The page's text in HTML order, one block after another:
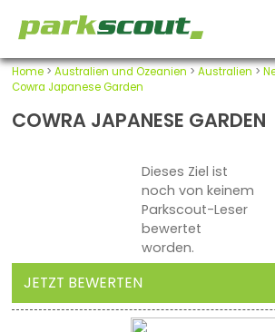
Home> Australien und Ozeanien > Australien >
Cowra Japanese Garden
COWRA JAPANESE GARDEN
Dieses Ziel ist
noch von keinem
Parkscout-Leser
bewertet
worden.
JETZT BEWERTEN